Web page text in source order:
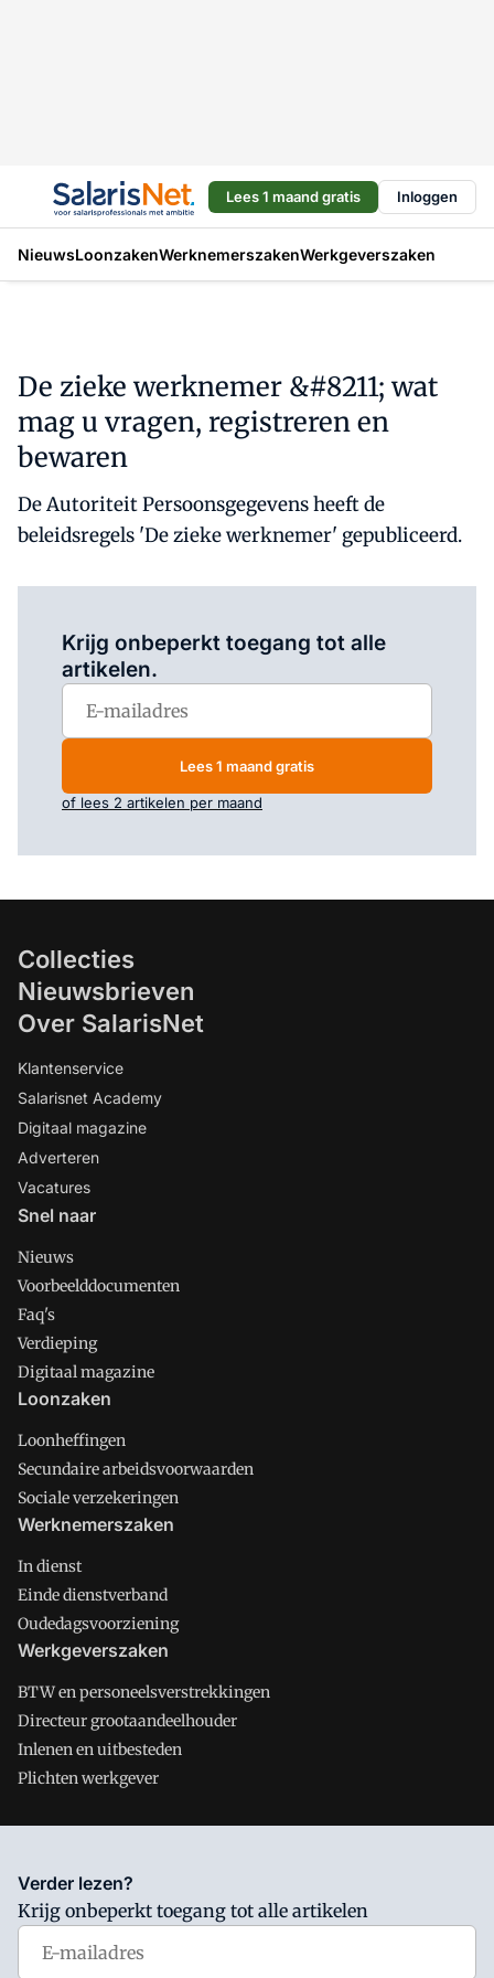
Lees 1 maand gratis Inloggen
NieuwsLoonzakenWerknemerszakenWerkgeverszaken
De zieke werknemer &#8211; wat
mag u vragen, registreren en
bewaren
De Autoriteit Persoonsgegevens heeft de
beleidsregels 'De zieke werknemer' gepubliceerd.
Krijg onbeperkt toegang tot alle
artikelen.
Lees 1 maand gratis
of lees 2 artikelen per maand
Collecties
Nieuwsbrieven
Over SalarisNet
Klantenservice
Salarisnet Academy
Digitaal magazine
Adverteren
Vacatures
Snel naar
Nieuws
Voorbeelddocumenten
Faq's
Verdieping
Digitaal magazine
Loonzaken
Loonheffingen
Secundaire arbeidsvoorwaarden
Sociale verzekeringen
Werknemerszaken
In dienst
Einde dienstverband
Oudedagsvoorziening
Werkgeverszaken
BTW en personeelsverstrekkingen
Directeur grootaandeelhouder
Inlenen en uitbesteden
Plichten werkgever
Salarisnet is onderdeel van VMN media. Lees in
waar VMN media voor staat. Op gebruik van deze site zijn de
volgende regelingen van toepassing:Algemene Voorwaarden
Privacy en Cookie beleid
Verder lezen?
Krijg onbeperkt toegang tot alle artikelen